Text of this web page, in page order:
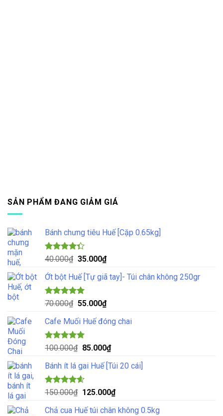
SẢN PHẨM ĐANG GIẢM GIÁ
Bánh chưng tiêu Huế [Cặp 0.65kg]
Được xếp
4.33
5 sao
40.000₫ Giá
là:
40.000₫.
35.000₫Giá
tại
35.000₫.
Ớt bột Huế [Tự giã tay]- Túi chân không 250gr
Được xếp
5.00
5 sao
70.000₫ Giá
là:
70.000₫.
55.000₫Giá
tại
55.000₫.
Cafe Muối Huế đóng chai
Được xếp
5.00
5 sao
100.000₫ Giá
là:
100.000₫.
85.000₫Giá
tại
85.000₫.
Bánh ít lá gai Huế [Túi 20 cái]
Được xếp
4.57
5 sao
150.000₫ Giá
là:
125.000₫Giá
tại
Chả cua Huế túi chân không 0.5kg